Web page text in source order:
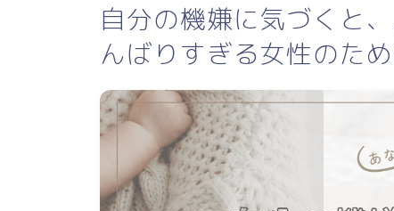
自分の機嫌に気づくと
んばりすぎる女性のた